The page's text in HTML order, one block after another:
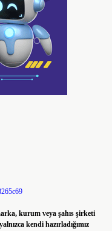
kurum veya şahıs şirketi
kendi hazırladığımız